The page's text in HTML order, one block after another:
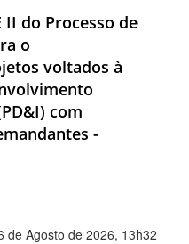
II do Processo de
o
voltados à
com
-
de Agosto de 2026, 13h32